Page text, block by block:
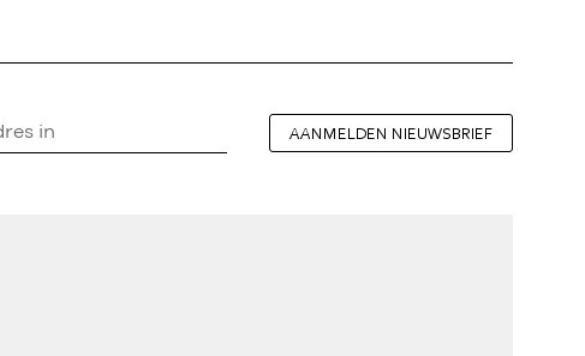
AANMELDEN NIEUWSBRIEF